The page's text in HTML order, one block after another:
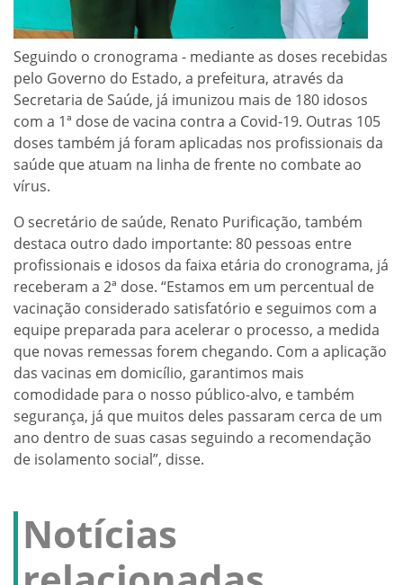
Seguindo o cronograma - mediante as doses recebidas
pelo Governo do Estado, a prefeitura, através da
Secretaria de Saúde, já imunizou mais de 180 idosos
com a 1ª dose de vacina contra a Covid-19. Outras 105
doses também já foram aplicadas nos profissionais da
saúde que atuam na linha de frente no combate ao
vírus.
O secretário de saúde, Renato Purificação, também
destaca outro dado importante: 80 pessoas entre
profissionais e idosos da faixa etária do cronograma, já
receberam a 2ª dose. “Estamos em um percentual de
vacinação considerado satisfatório e seguimos com a
equipe preparada para acelerar o processo, a medida
que novas remessas forem chegando. Com a aplicação
das vacinas em domicílio, garantimos mais
comodidade para o nosso público-alvo, e também
segurança, já que muitos deles passaram cerca de um
ano dentro de suas casas seguindo a recomendação
de isolamento social”, disse.
Notícias